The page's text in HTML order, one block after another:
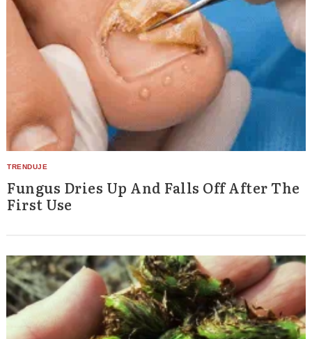
Fungus Dries Up And Falls Off After The
First Use
Search
for: